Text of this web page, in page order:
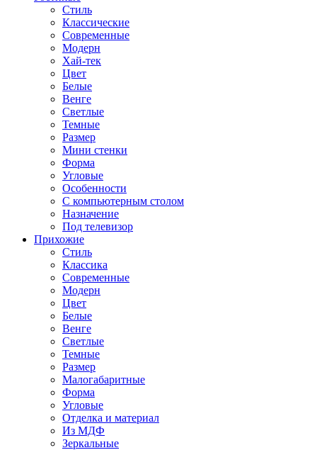
Стиль
Классические
Современные
Модерн
Хай-тек
Цвет
Белые
Венге
Светлые
Темные
Размер
Мини стенки
Форма
Угловые
Особенности
С компьютерным столом
Назначение
Под телевизор
Прихожие
Стиль
Классика
Современные
Модерн
Цвет
Белые
Венге
Светлые
Темные
Размер
Малогабаритные
Форма
Угловые
Отделка и материал
Из МДФ
Зеркальные